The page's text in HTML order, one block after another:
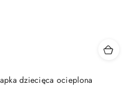
dziecięca ocieplona